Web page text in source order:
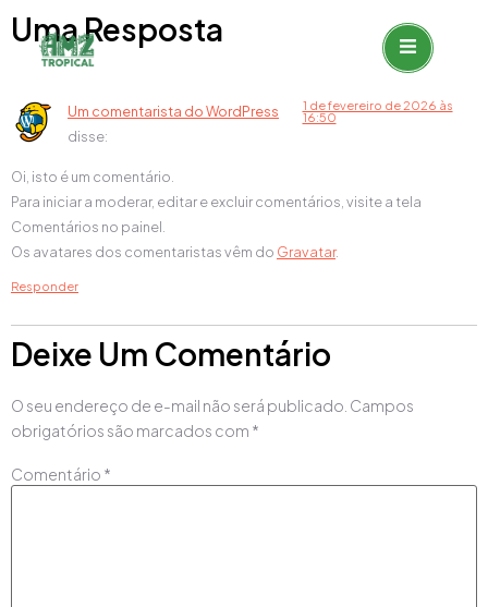
Uma Resposta
Um comentarista do WordPress
disse:
1 de fevereiro de 2026 às
16:50
Oi, isto é um comentário.
Para iniciar a moderar, editar e excluir comentários, visite a tela
Comentários no painel.
Os avatares dos comentaristas vêm do Gravatar.
Responder
Deixe Um Comentário
O seu endereço de e-mail não será publicado. Campos
obrigatórios são marcados com *
Comentário *